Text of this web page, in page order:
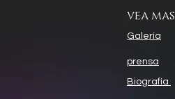
vea mas
Galería
prensa
Biografía